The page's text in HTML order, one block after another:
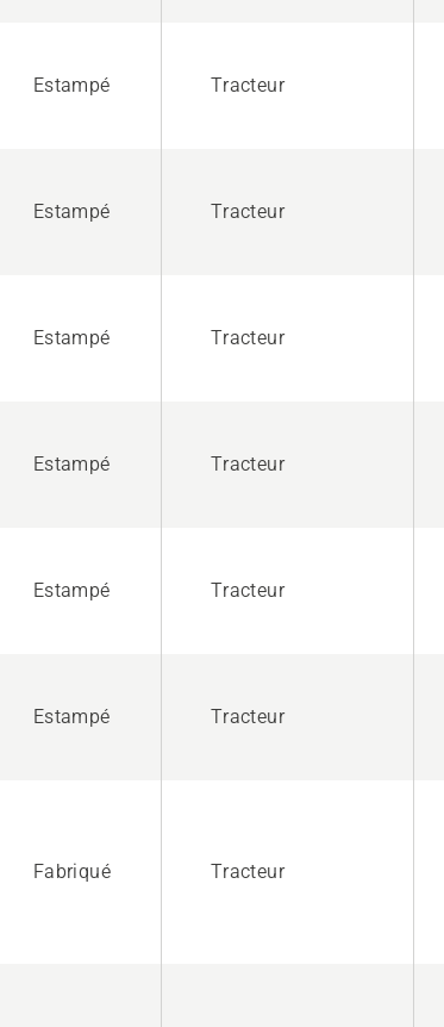
Estampé Tracteur
Estampé Tracteur
Estampé Tracteur
Estampé Tracteur
Estampé Tracteur
Estampé Tracteur
Fabriqué Tracteur